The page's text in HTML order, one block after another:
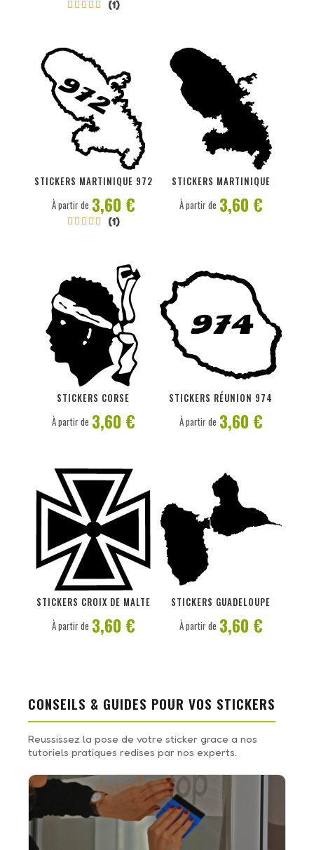
     (1)
STICKERS MARTINIQUE 972
     (1)
PERSONNALISER
À partir de 3,60 €
STICKERS MARTINIQUE
À partir de 3,60 €
STICKERS CORSE
PERSONNALISER
À partir de 3,60 €
STICKERS RÉUNION 974
PERSONNALISER
À partir de 3,60 €
STICKERS CROIX DE MALTE
PERSONNALISER
À partir de 3,60 €
STICKERS GUADELOUPE
À partir de 3,60 €
CONSEILS & GUIDES POUR VOS STICKERS
Reussissez la pose de votre sticker grace a nos
tutoriels pratiques redises par nos experts.